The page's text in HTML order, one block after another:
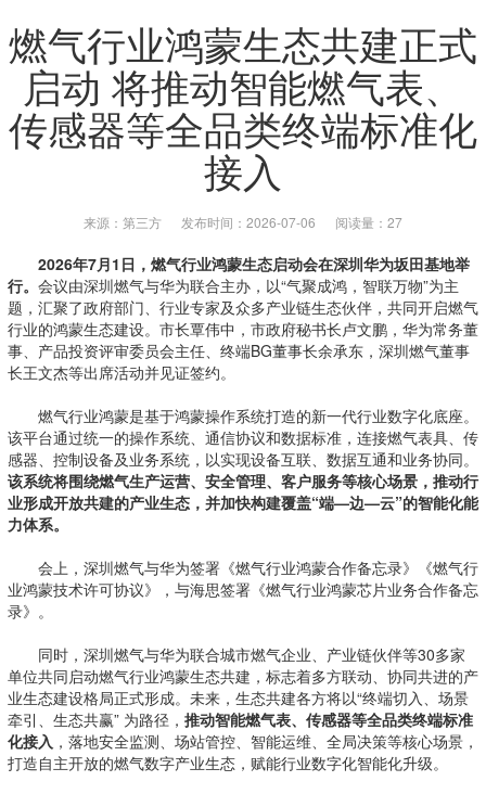
燃气行业鸿蒙生态共建正式
启动 将推动智能燃气表、
传感器等全品类终端标准化
接入
来源：第三方 发布时间：2026-07-06 阅读量：27
2026年7月1日，燃气行业鸿蒙生态启动会在深圳华为坂田基地举
行。 会议由深圳燃气与华为联合主办，以“气聚成鸿，智联万物”为主
题，汇聚了政府部门、行业专家及众多产业链生态伙伴，共同开启燃气
行业的鸿蒙生态建设。市长覃伟中，市政府秘书长卢文鹏，华为常务董
事、产品投资评审委员会主任、终端BG董事长余承东，深圳燃气董事
长王文杰等出席活动并见证签约。
燃气行业鸿蒙是基于鸿蒙操作系统打造的新一代行业数字化底座。
该平台通过统一的操作系统、通信协议和数据标准，连接燃气表具、传
感器、控制设备及业务系统，以实现设备互联、数据互通和业务协同。
该系统将围绕燃气生产运营、安全管理、客户服务等核心场景，推动行
业形成开放共建的产业生态，并加快构建覆盖“端—边—云”的智能化能
力体系。
会上，深圳燃气与华为签署《燃气行业鸿蒙合作备忘录》《燃气行
业鸿蒙技术许可协议》，与海思签署《燃气行业鸿蒙芯片业务合作备忘
录》。
同时，深圳燃气与华为联合城市燃气企业、产业链伙伴等30多家
单位共同启动燃气行业鸿蒙生态共建，标志着多方联动、协同共进的产
业生态建设格局正式形成。未来，生态共建各方将以“终端切入、场景
牵引、生态共赢” 为路径， 推动智能燃气表、传感器等全品类终端标准
化接入 ，落地安全监测、场站管控、智能运维、全局决策等核心场景，
打造自主开放的燃气数字产业生态，赋能行业数字化智能化升级。